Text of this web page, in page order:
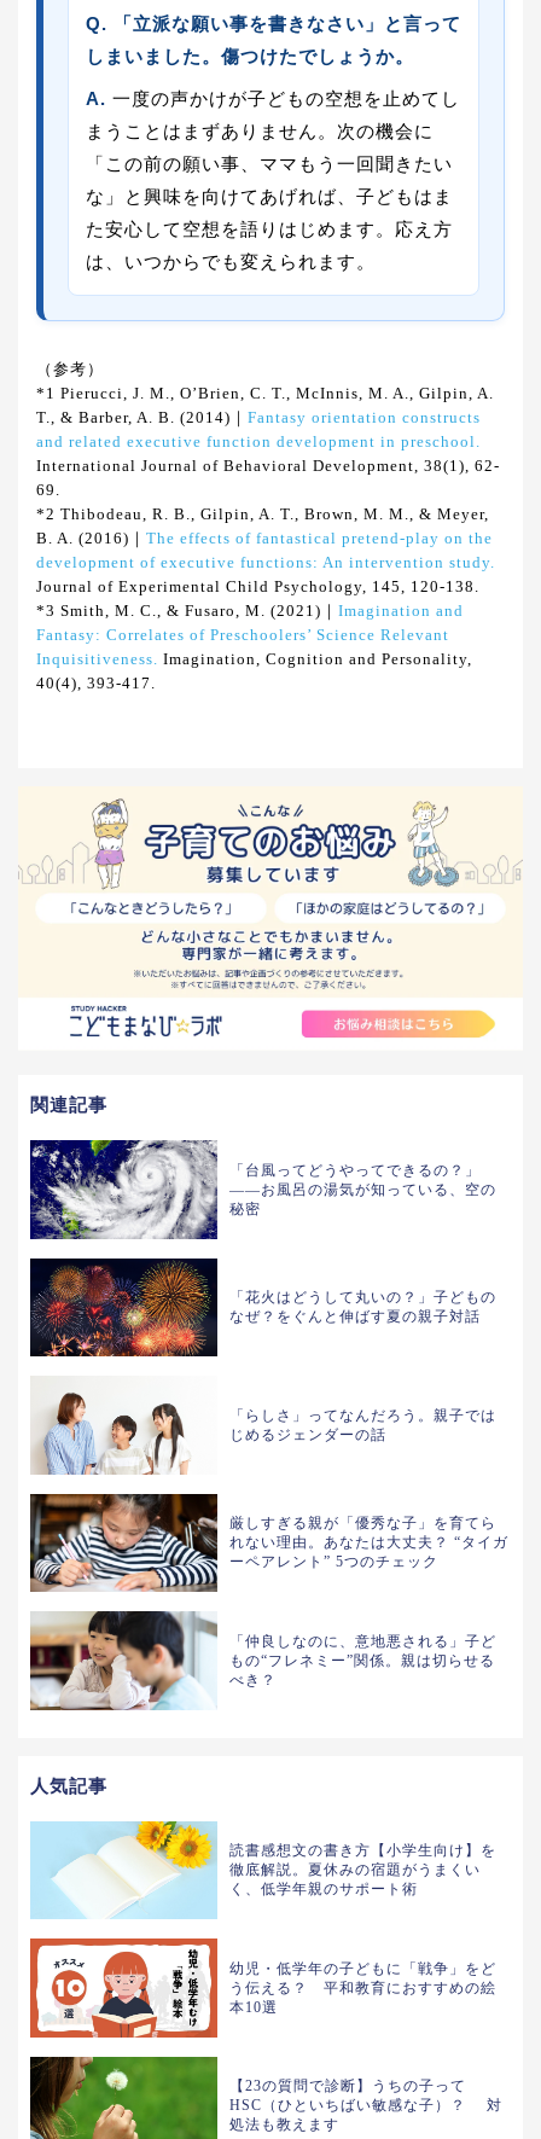
Q. 「立派な願い事を書きなさい」と言って
しまいました。傷つけたでしょうか。
A. 一度の声かけが子どもの空想を止めてし
まうことはまずありません。次の機会に
「この前の願い事、ママもう一回聞きたい
な」と興味を向けてあげれば、子どもはま
た安心して空想を語りはじめます。応え方
は、いつからでも変えられます。
（参考）
*1 Pierucci, J. M., O’Brien, C. T., McInnis, M. A., Gilpin, A.
T., & Barber, A. B. (2014)｜ Fantasy orientation constructs
and related executive function development in preschool.
International Journal of Behavioral Development, 38(1), 62-
69.
*2 Thibodeau, R. B., Gilpin, A. T., Brown, M. M., & Meyer,
B. A. (2016)｜ The effects of fantastical pretend-play on the
development of executive functions: An intervention study.
Journal of Experimental Child Psychology, 145, 120-138.
*3 Smith, M. C., & Fusaro, M. (2021)｜ Imagination and
Fantasy: Correlates of Preschoolers’ Science Relevant
Inquisitiveness. Imagination, Cognition and Personality,
40(4), 393-417.
関連記事
「台風ってどうやってできるの？」
——お風呂の湯気が知っている、空の
秘密
「花火はどうして丸いの？」子どもの
なぜ？をぐんと伸ばす夏の親子対話
「らしさ」ってなんだろう。親子では
じめるジェンダーの話
厳しすぎる親が「優秀な子」を育てら
れない理由。あなたは大丈夫？ “タイガ
ーペアレント” 5つのチェック
「仲良しなのに、意地悪される」子ど
もの“フレネミー”関係。親は切らせる
べき？
人気記事
読書感想文の書き方【小学生向け】を
徹底解説。夏休みの宿題がうまくい
く、低学年親のサポート術
幼児・低学年の子どもに「戦争」をど
う伝える？ 平和教育におすすめの絵
本10選
【23の質問で診断】うちの子って
HSC（ひといちばい敏感な子）？ 対
処法も教えます